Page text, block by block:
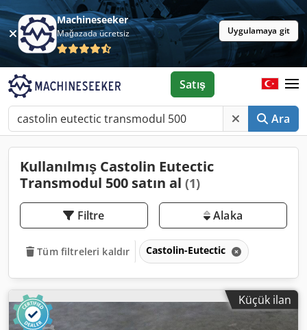
Machineseeker
Mağazada ücretsiz Uygulamaya git
Ara
Satış
Kullanılmış Castolin Eutectic
Transmodul 500 satın al (1)
Filtre Alaka
Tüm filtreleri kaldır Castolin-Eutectic
Küçük ilan